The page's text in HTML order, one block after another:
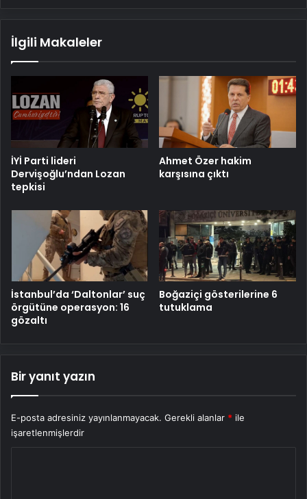
İlgili Makaleler
İYİ Parti lideri
Dervişoğlu’ndan Lozan
tepkisi
Ahmet Özer hakim
karşısına çıktı
İstanbul’da ‘Daltonlar’ suç
örgütüne operasyon: 16
gözaltı
Boğaziçi gösterilerine 6
tutuklama
Bir yanıt yazın
E-posta adresiniz yayınlanmayacak. Gerekli alanlar * ile
işaretlenmişlerdir